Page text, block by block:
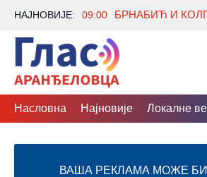
НАЈНОВИЈЕ: 09:00
Насловна Најновије Локалне
ВАША РЕКЛАМА МОЖЕ